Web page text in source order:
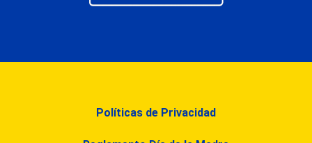
Políticas de Privacidad